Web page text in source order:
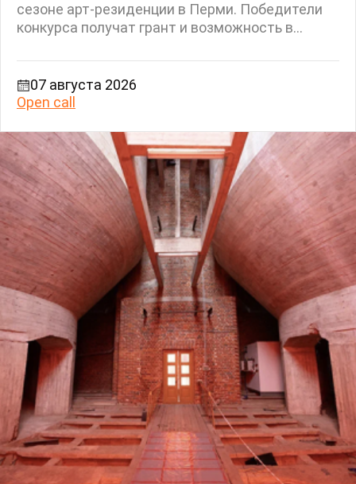
сезоне арт-резиденции в Перми. Победители
конкурса получат грант и возможность в...
07 августа 2026
Open call